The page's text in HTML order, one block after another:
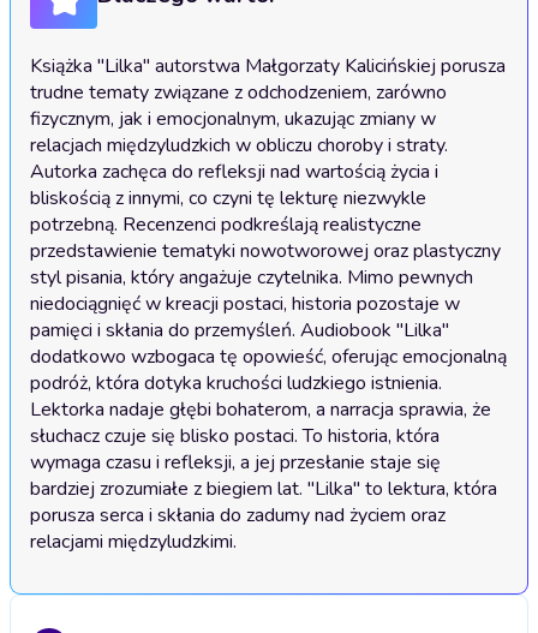
Książka "Lilka" autorstwa Małgorzaty Kalicińskiej porusza
trudne tematy związane z odchodzeniem, zarówno
fizycznym, jak i emocjonalnym, ukazując zmiany w
relacjach międzyludzkich w obliczu choroby i straty.
Autorka zachęca do refleksji nad wartością życia i
bliskością z innymi, co czyni tę lekturę niezwykle
potrzebną. Recenzenci podkreślają realistyczne
przedstawienie tematyki nowotworowej oraz plastyczny
styl pisania, który angażuje czytelnika. Mimo pewnych
niedociągnięć w kreacji postaci, historia pozostaje w
pamięci i skłania do przemyśleń. Audiobook "Lilka"
dodatkowo wzbogaca tę opowieść, oferując emocjonalną
podróż, która dotyka kruchości ludzkiego istnienia.
Lektorka nadaje głębi bohaterom, a narracja sprawia, że
słuchacz czuje się blisko postaci. To historia, która
wymaga czasu i refleksji, a jej przesłanie staje się
bardziej zrozumiałe z biegiem lat. "Lilka" to lektura, która
porusza serca i skłania do zadumy nad życiem oraz
relacjami międzyludzkimi.